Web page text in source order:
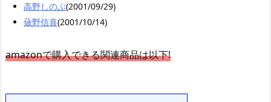
高野しのぶ(2001/09/29)
薙野信喜(2001/10/14)
amazonで購入できる関連商品は以下!